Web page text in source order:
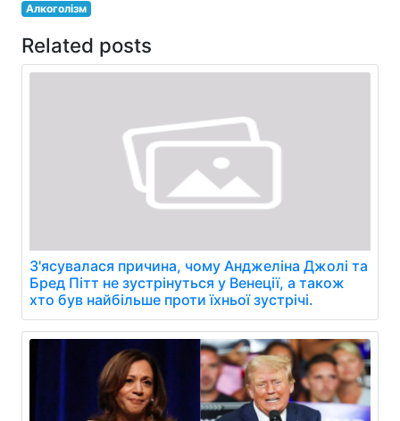
Алкоголізм
Related posts
З'ясувалася причина, чому Анджеліна Джолі та
Бред Пітт не зустрінуться у Венеції, а також
хто був найбільше проти їхньої зустрічі.